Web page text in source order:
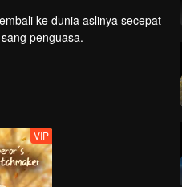
ke dunia aslinya secepat
penguasa.
VIP